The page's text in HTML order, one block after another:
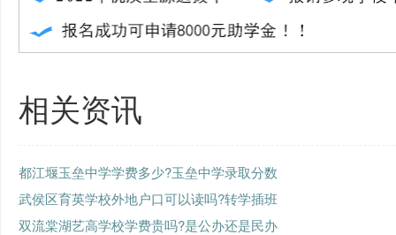
相关资讯
都江堰玉垒中学学费多少?玉垒中学录取分数
武侯区育英学校外地户口可以读吗?转学插班
双流棠湖艺高学校学费贵吗?是公办还是民办